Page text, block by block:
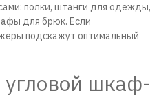
полки, штанги для одежды,
для брюк. Если
подскажут оптимальный
угловой шкаф-